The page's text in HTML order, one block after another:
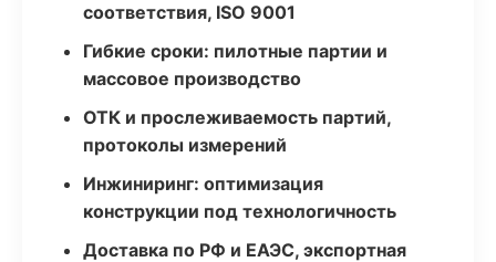
соответствия, ISO 9001
Гибкие сроки: пилотные партии и
массовое производство
ОТК и прослеживаемость партий,
протоколы измерений
Инжиниринг: оптимизация
конструкции под технологичность
Доставка по РФ и ЕАЭС, экспортная